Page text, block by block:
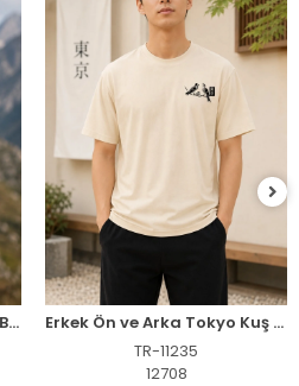
Erkek Outdoor Pusula Dağ Baskılı Kısa Kollu Oversize T-Shirt - Siyah
Erkek Ön ve Arka Tokyo Kuş Çiçek Baskılı Oversize T-Shirt - Ekru
TR-11235
12708